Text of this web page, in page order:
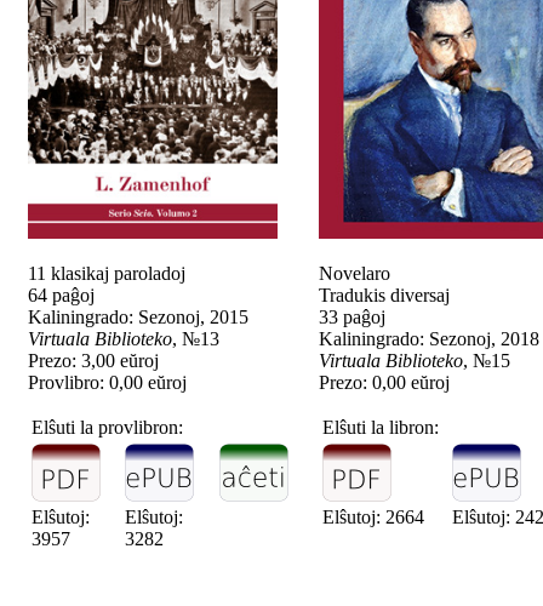
11 klasikaj paroladoj
64 paĝoj
Kaliningrado: Sezonoj, 2015
Virtuala Biblioteko, №13
Prezo: 3,00 eŭroj
Provlibro: 0,00 eŭroj
Elŝuti la provlibron:
Elŝutoj:
3957
Elŝutoj:
3282
Novelaro
Tradukis diversaj
33 paĝoj
Kaliningrado: Sezonoj, 2018
Virtuala Biblioteko, №15
Prezo: 0,00 eŭroj
Elŝuti la libron:
Elŝutoj: 2664 Elŝutoj: